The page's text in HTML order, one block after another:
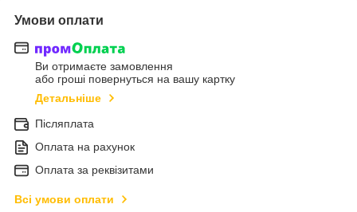
Умови оплати
Ви отримаєте замовлення
або гроші повернуться на вашу картку
Детальніше
Післяплата
Оплата на рахунок
Оплата за реквізитами
Всі умови оплати